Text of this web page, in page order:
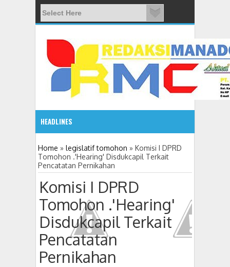
HEADLINES
5:03 PM
Semarakkan Hari Bhayangkara, Polres Tomohon Gelar
Home » legislatif tomohon » Komisi I DPRD
Tomohon .'Hearing' Disdukcapil Terkait
Pencatatan Pernikahan
Komisi I DPRD
Tomohon .'Hearing'
Disdukcapil Terkait
Pencatatan
Pernikahan